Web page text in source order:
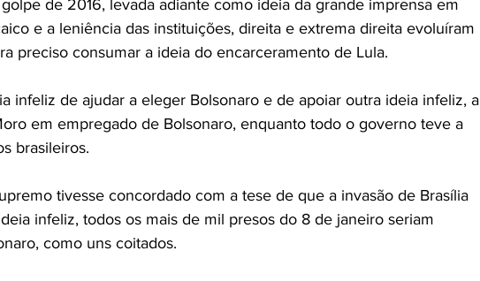
de 2016, levada adiante como ideia da grande imprensa em
e a leniência das instituições, direita e extrema direita evoluíram
preciso consumar a ideia do encarceramento de Lula.
infeliz de ajudar a eleger Bolsonaro e de apoiar outra ideia infeliz, a
em empregado de Bolsonaro, enquanto todo o governo teve a
brasileiros.
tivesse concordado com a tese de que a invasão de Brasília
infeliz, todos os mais de mil presos do 8 de janeiro seriam
como uns coitados.